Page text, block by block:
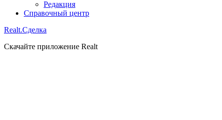
Редакция
Справочный центр
Realt.Сделка
Скачайте приложение Realt